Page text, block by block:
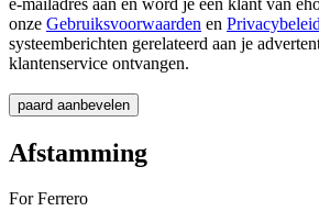
onze Gebruiksvoorwaarden en Privacybeleid
systeemberichten gerelateerd aan je
klantenservice ontvangen.
Afstamming
For Ferrero